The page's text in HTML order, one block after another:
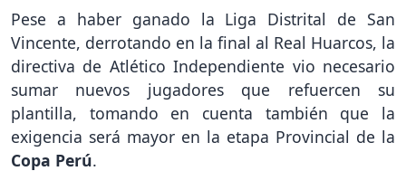
Pese a haber ganado la Liga Distrital de San
Vincente, derrotando en la final al Real Huarcos, la
directiva de Atlético Independiente vio necesario
sumar nuevos jugadores que refuercen su
plantilla, tomando en cuenta también que la
exigencia será mayor en la etapa Provincial de la
Copa Perú.